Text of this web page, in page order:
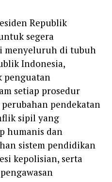
Republik
segera
menyeluruh di tubuh
Indonesia,
penguatan
setiap prosedur
pendekatan
sipil yang
humanis dan
sistem pendidikan
kepolisian, serta